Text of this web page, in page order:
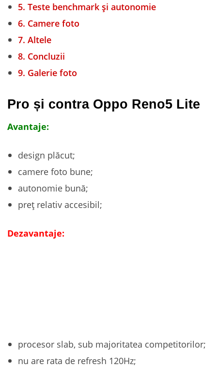
5. Teste benchmark și autonomie
6. Camere foto
7. Altele
8. Concluzii
9. Galerie foto
Pro și contra Oppo Reno5 Lite
Avantaje:
design plăcut;
camere foto bune;
autonomie bună;
preț relativ accesibil;
Dezavantaje:
procesor slab, sub majoritatea competitorilor;
nu are rata de refresh 120Hz;